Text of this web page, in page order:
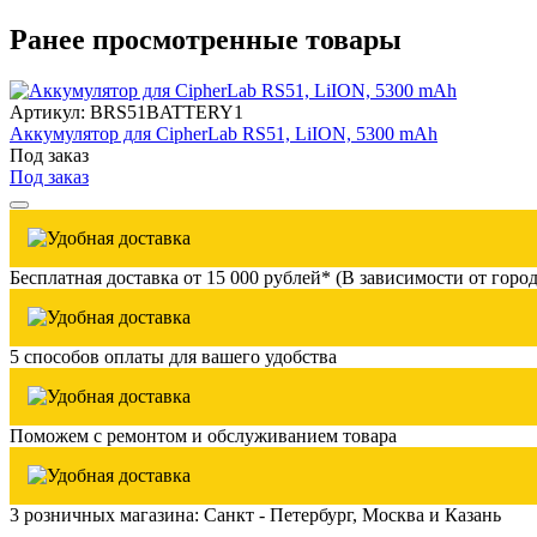
Ранее просмотренные товары
Артикул: BRS51BATTERY1
Аккумулятор для CipherLab RS51, LiION, 5300 mAh
Под заказ
Под заказ
Бесплатная доставка от 15 000 рублей* (В зависимости от
5 способов оплаты для вашего удобства
Поможем с ремонтом и обслуживанием товара
3 розничных магазина: Санкт - Петербург, Москва и Казань